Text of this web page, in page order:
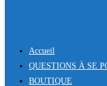
Accueil
QUESTIONS À SE
BOUTIQUE